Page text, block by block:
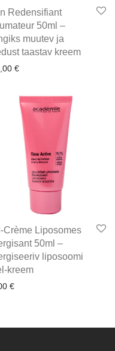
Redensifiant
50ml –
muutev ja
taastav kreem
€
Crème Liposomes
50ml –
liposoomi
kreem
€